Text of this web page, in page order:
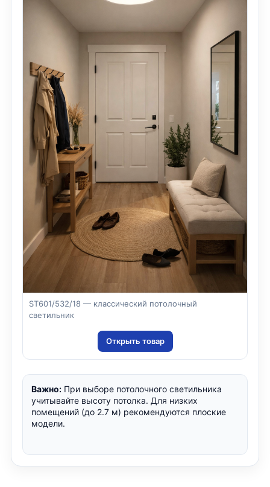
ST601/532/18 — классический потолочный
светильник
Открыть товар
Важно: При выборе потолочного светильника
учитывайте высоту потолка. Для низких
помещений (до 2.7 м) рекомендуются плоские
модели.